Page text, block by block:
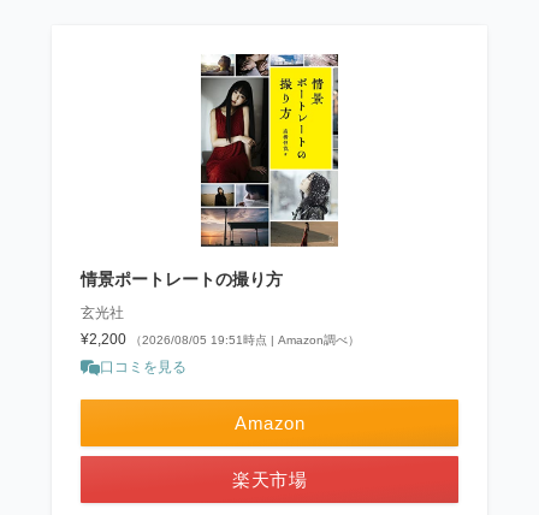
情景ポートレートの撮り方
玄光社
¥2,200
（2026/08/05 19:51時点 | Amazon調べ）
口コミを見る
Amazon
楽天市場